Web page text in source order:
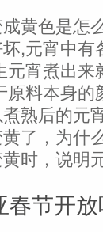
黄色是怎
,元宵中
元宵煮出
原料本身
熟后的元
了，为什
时，说明
春节开